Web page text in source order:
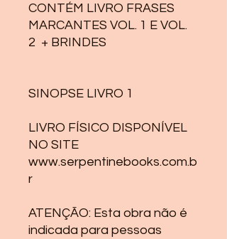
CONTÉM LIVRO FRASES
MARCANTES VOL. 1 E VOL.
2 + BRINDES
SINOPSE LIVRO 1
LIVRO FÍSICO DISPONÍVEL
NO SITE
www.serpentinebooks.com.b
r
ATENÇÃO: Esta obra não é
indicada para pessoas